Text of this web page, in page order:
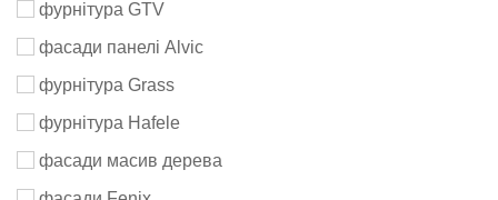
фурнітура GTV
фасади панелі Alvic
фурнітура Grass
фурнітура Hafele
фасади масив дерева